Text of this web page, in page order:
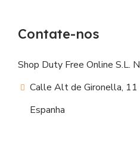
Contate-nos
Shop Duty Free Online S.L.
Calle Alt de Gironella,
Espanha